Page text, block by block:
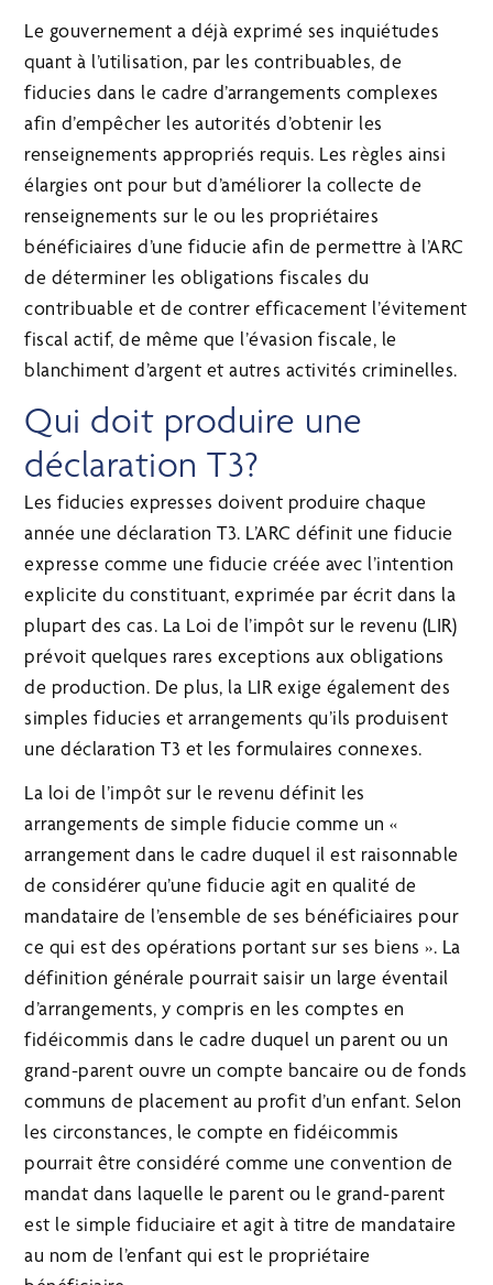
Le gouvernement a déjà exprimé ses inquiétudes
quant à l’utilisation, par les contribuables, de
fiducies dans le cadre d’arrangements complexes
afin d’empêcher les autorités d’obtenir les
renseignements appropriés requis. Les règles ainsi
élargies ont pour but d’améliorer la collecte de
renseignements sur le ou les propriétaires
bénéficiaires d’une fiducie afin de permettre à l’ARC
de déterminer les obligations fiscales du
contribuable et de contrer efficacement l’évitement
fiscal actif, de même que l’évasion fiscale, le
blanchiment d’argent et autres activités criminelles.
Qui doit produire une
déclaration T3?
Les fiducies expresses doivent produire chaque
année une déclaration T3. L’ARC définit une fiducie
expresse comme une fiducie créée avec l’intention
explicite du constituant, exprimée par écrit dans la
plupart des cas. La Loi de l’impôt sur le revenu (LIR)
prévoit quelques rares exceptions aux obligations
de production. De plus, la LIR exige également des
simples fiducies et arrangements qu’ils produisent
une déclaration T3 et les formulaires connexes.
La loi de l’impôt sur le revenu définit les
arrangements de simple fiducie comme un «
arrangement dans le cadre duquel il est raisonnable
de considérer qu’une fiducie agit en qualité de
mandataire de l’ensemble de ses bénéficiaires pour
ce qui est des opérations portant sur ses biens ». La
définition générale pourrait saisir un large éventail
d’arrangements, y compris en les comptes en
fidéicommis dans le cadre duquel un parent ou un
grand-parent ouvre un compte bancaire ou de fonds
communs de placement au profit d’un enfant. Selon
les circonstances, le compte en fidéicommis
pourrait être considéré comme une convention de
mandat dans laquelle le parent ou le grand-parent
est le simple fiduciaire et agit à titre de mandataire
au nom de l’enfant qui est le propriétaire